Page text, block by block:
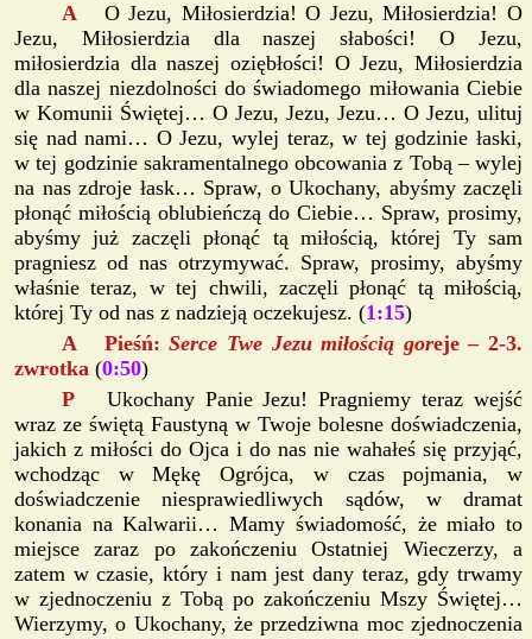
A O Jezu, Miłosierdzia! O Jezu, Miłosierdzia! O
Jezu, Miłosierdzia dla naszej słabości! O Jezu,
miłosierdzia dla naszej oziębłości! O Jezu, Miłosierdzia
dla naszej niezdolności do świadomego miłowania Ciebie
w Komunii Świętej… O Jezu, Jezu, Jezu… O Jezu, ulituj
się nad nami… O Jezu, wylej teraz, w tej godzinie łaski,
w tej godzinie sakramentalnego obcowania z Tobą – wylej
na nas zdroje łask… Spraw, o Ukochany, abyśmy zaczęli
płonąć miłością oblubieńczą do Ciebie… Spraw, prosimy,
abyśmy już zaczęli płonąć tą miłością, której Ty sam
pragniesz od nas otrzymywać. Spraw, prosimy, abyśmy
właśnie teraz, w tej chwili, zaczęli płonąć tą miłością,
której Ty od nas z nadzieją oczekujesz. (1:15)
A Pieśń:Serce Twe Jezu miłością goreje – 2-3.
zwrotka (0:50)
P Ukochany Panie Jezu! Pragniemy teraz wejść
wraz ze świętą Faustyną w Twoje bolesne doświadczenia,
jakich z miłości do Ojca i do nas nie wahałeś się przyjąć,
wchodząc w Mękę Ogrójca, w czas pojmania, w
doświadczenie niesprawiedliwych sądów, w dramat
konania na Kalwarii… Mamy świadomość, że miało to
miejsce zaraz po zakończeniu Ostatniej Wieczerzy, a
zatem w czasie, który i nam jest dany teraz, gdy trwamy
w zjednoczeniu z Tobą po zakończeniu Mszy Świętej…
Wierzymy, o Ukochany, że przedziwna moc zjednoczenia